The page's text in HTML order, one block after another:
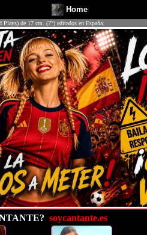
Home
de 17 cm. (7") editados en España.
soycantante.es